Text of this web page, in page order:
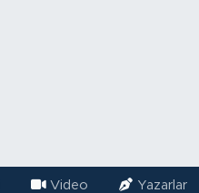
Video Yazarlar